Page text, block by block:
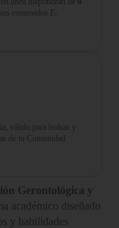
contenidos E-
válido para bolsas y
de tu Comunidad
Gerontológica y
académico diseñado
y habilidades